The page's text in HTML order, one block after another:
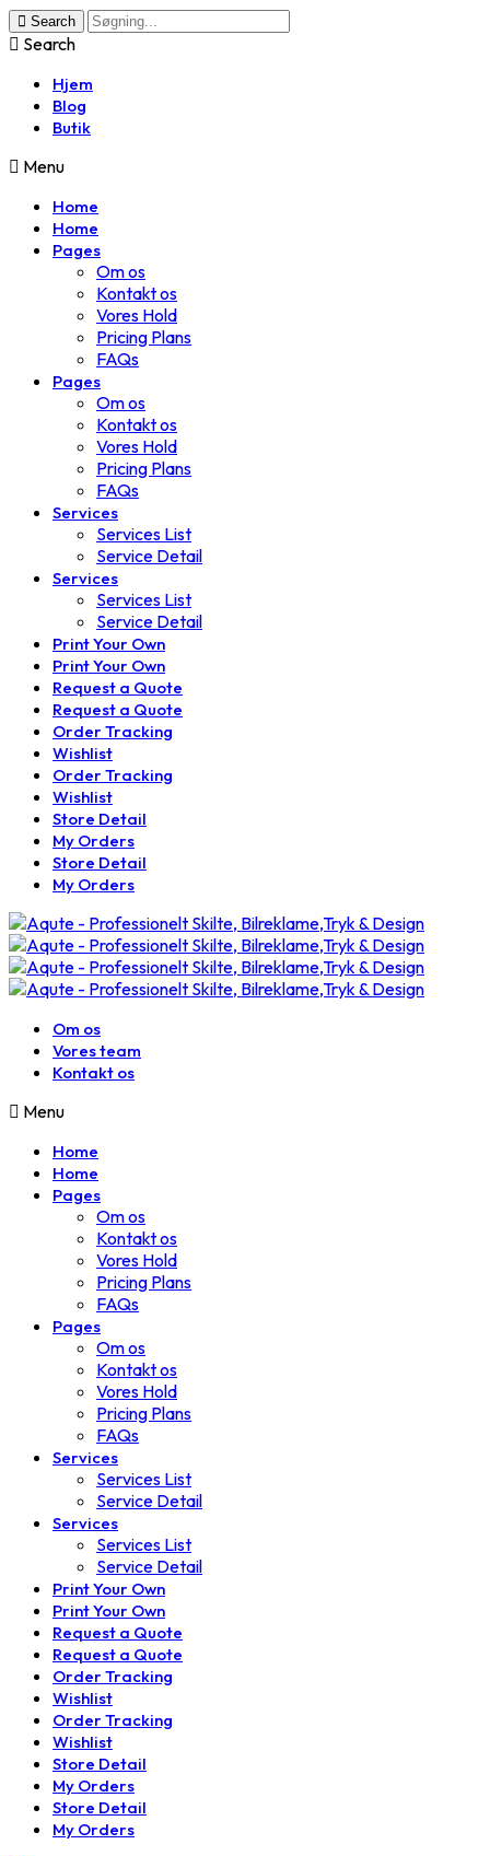
Search
Search
Hjem
Blog
Butik
Menu
Home
Home
Pages
Om os
Kontakt os
Vores Hold
Pricing Plans
FAQs
Pages
Om os
Kontakt os
Vores Hold
Pricing Plans
FAQs
Services
Services List
Service Detail
Services
Services List
Service Detail
Print Your Own
Print Your Own
Request a Quote
Request a Quote
Order Tracking
Wishlist
Order Tracking
Wishlist
Store Detail
My Orders
Store Detail
My Orders
Om os
Vores team
Kontakt os
Menu
Home
Home
Pages
Om os
Kontakt os
Vores Hold
Pricing Plans
FAQs
Pages
Om os
Kontakt os
Vores Hold
Pricing Plans
FAQs
Services
Services List
Service Detail
Services
Services List
Service Detail
Print Your Own
Print Your Own
Request a Quote
Request a Quote
Order Tracking
Wishlist
Order Tracking
Wishlist
Store Detail
My Orders
Store Detail
My Orders